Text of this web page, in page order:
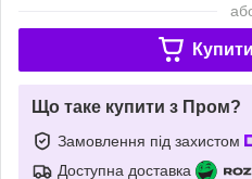
Що таке купити з Пром?
Замовлення під захистом
Доступна доставка